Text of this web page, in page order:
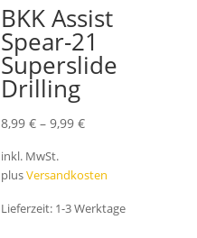
BKK Assist
Spear-21
Superslide
Drilling
8,99€ –9,99€
inkl. MwSt.
plusVersandkosten
Lieferzeit: 1-3 Werktage